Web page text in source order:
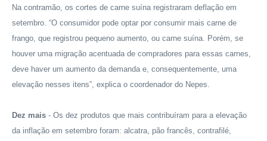
Na contramão, os cortes de carne suína registraram deflação em
setembro. “O consumidor pode optar por consumir mais carne de
frango, que registrou pequeno aumento, ou carne suína. Porém, se
houver uma migração acentuada de compradores para essas carnes,
deve haver um aumento da demanda e, consequentemente, uma
elevação nesses itens”, explica o coordenador do Nepes.
Dez mais - Os dez produtos que mais contribuíram para a elevação
da inflação em setembro foram: alcatra, pão francês, contrafilé,